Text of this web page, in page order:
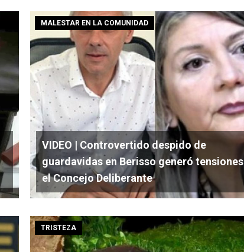
MALESTAR EN LA COMUNIDAD
VIDEO | Controvertido despido de
guardavidas en Berisso generó
el Concejo Deliberante
TRISTEZA